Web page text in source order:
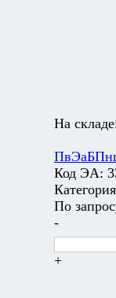
На
Код ЭА:
По
-
+